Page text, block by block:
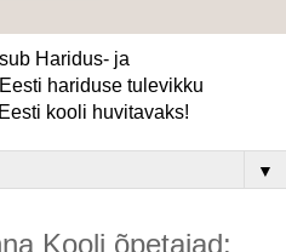
Haridus- ja
hariduse tulevikku
kooli huvitavaks!
▼
Kooli õpetajad: